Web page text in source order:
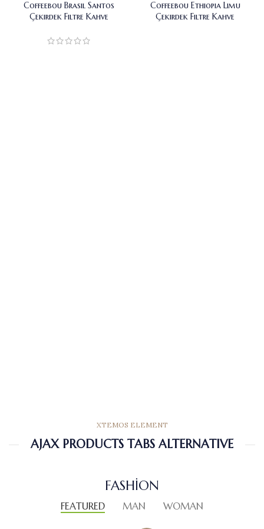
Coffeebou Brasil Santos
Çekirdek Filtre Kahve
Coffeebou Ethiopia Limu
Çekirdek Filtre Kahve
XTEMOS ELEMENT
AJAX PRODUCTS TABS ALTERNATIVE
FASHION
FEATURED MAN WOMAN